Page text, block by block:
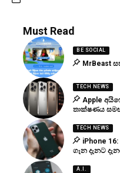
Must Read
BE SOCIAL
MrBeast
TECH NEWS
Apple
තාක්ෂණය
TECH NEWS
iPhone
ගැන දැනට
A.I.